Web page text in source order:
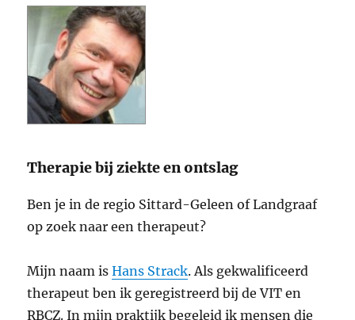
Therapie bij ziekte en ontslag
Ben je in de regio Sittard-Geleen of Landgraaf
op zoek naar een therapeut?
Mijn naam isHans Strack. Als gekwalificeerd
therapeut ben ik geregistreerd bij de VIT en
RBCZ. In mijn praktijk begeleid ik mensen die